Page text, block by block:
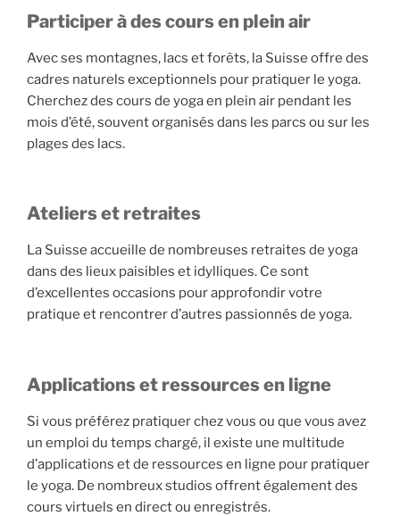
Participer à des cours en plein air
Avec ses montagnes, lacs et forêts, la Suisse offre des
cadres naturels exceptionnels pour pratiquer le yoga.
Cherchez des cours de yoga en plein air pendant les
mois d’été, souvent organisés dans les parcs ou sur les
plages des lacs.
Ateliers et retraites
La Suisse accueille de nombreuses retraites de yoga
dans des lieux paisibles et idylliques. Ce sont
d’excellentes occasions pour approfondir votre
pratique et rencontrer d’autres passionnés de yoga.
Applications et ressources en ligne
Si vous préférez pratiquer chez vous ou que vous avez
un emploi du temps chargé, il existe une multitude
d’applications et de ressources en ligne pour pratiquer
le yoga. De nombreux studios offrent également des
cours virtuels en direct ou enregistrés.